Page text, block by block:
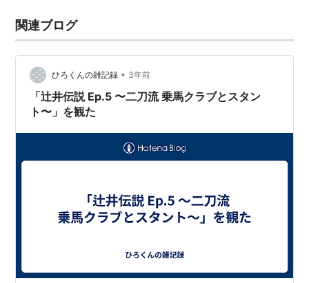
(3日住めば浜っ子…
関連ブログ
ひろくんの雑記録 • 3年前
「辻井伝説 Ep.5 〜二刀流 乗馬クラブとスタン
ト〜」を観た